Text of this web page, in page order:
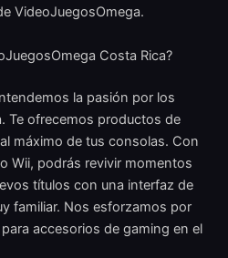
VideoJuegosOmega.
Costa Rica?
la pasión por los
Te ofrecemos productos de
máximo de tus consolas. Con
Wii, podrás revivir momentos
títulos con una interfaz de
familiar. Nos esforzamos por
accesorios de gaming en el